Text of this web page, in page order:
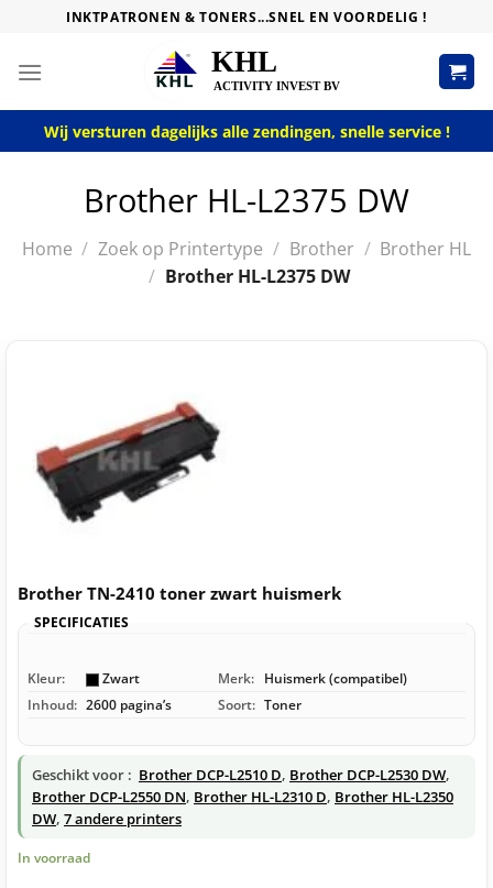
content
INKTPATRONEN & TONERS...SNEL EN VOORDELIG !
Wij versturen dagelijks alle zendingen, snelle service !
Brother HL-L2375 DW
Home / Zoek op Printertype / Brother / Brother HL
/ Brother HL-L2375 DW
Brother TN-2410 toner zwart huismerk
SPECIFICATIES
Kleur: Zwart Merk: Huismerk (compatibel)
Inhoud: 2600 pagina’s Soort: Toner
Geschikt voor : Brother DCP-L2510 D, Brother DCP-L2530 DW,
Brother DCP-L2550 DN, Brother HL-L2310 D, Brother HL-L2350
DW, 7 andere printers
In voorraad